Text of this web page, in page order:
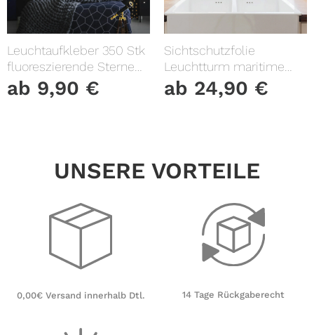
Leuchtaufkleber 350 Stk
fluoreszierende Sterne
und Punkte leuchten im
Dunklen Kinderzimmer
ab 9,90 €
Sichtschutzfolie
Leuchtturm maritime
Fensterfolie Fensterdeko
Milchglasfolie
ab 24,90 €
UNSERE VORTEILE
0,00€ Versand innerhalb Dtl. 14 Tage Rückgaberecht